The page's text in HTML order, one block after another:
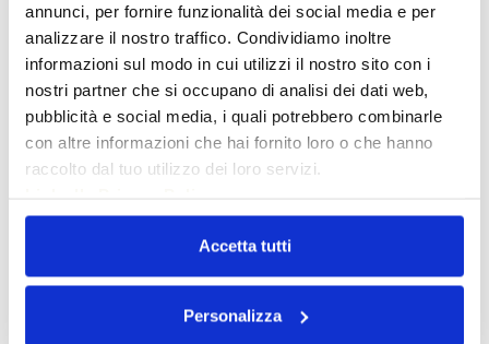
annunci, per fornire funzionalità dei social media e per
analizzare il nostro traffico. Condividiamo inoltre
informazioni sul modo in cui utilizzi il nostro sito con i
nostri partner che si occupano di analisi dei dati web,
pubblicità e social media, i quali potrebbero combinarle
con altre informazioni che hai fornito loro o che hanno
raccolto dal tuo utilizzo dei loro servizi.
Accetta tutti
Personalizza
In ogni momento potrà esercitare i Suoi diritti nei
confronti del titolare del trattamento, ai sensi dell’art. 7
del Codice della privacy (già art. 13 della legge n.
675/1996), in particolare Lei potrà chiedere di
conoscere l’esistenza di trattamenti di dati che
possono riguardarla; di ottenere senza ritardo la
comunicazione in forma intellegibile dei medesimi
trattati in violazione di legge; l’aggiornamento, la
rettificazione ovvero l’integrazione dei dati;
l’attestazione che le operazioni predette sono state
portate a conoscenza di coloro ai quali i dati sono